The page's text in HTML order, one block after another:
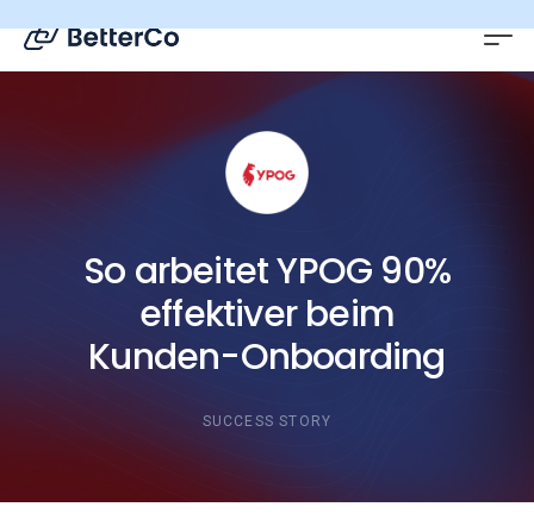
So arbeitet YPOG 90%
effektiver beim
Kunden-Onboarding
SUCCESS STORY